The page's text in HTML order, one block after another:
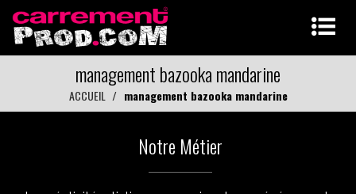
management bazooka mandarine
ACCUEIL management bazooka mandarine
Notre Métier